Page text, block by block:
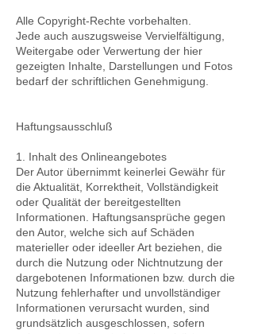
Alle Copyright-Rechte vorbehalten.
Jede auch auszugsweise Vervielfältigung,
Weitergabe oder Verwertung der hier
gezeigten Inhalte, Darstellungen und Fotos
bedarf der schriftlichen Genehmigung.
Haftungsausschluß
1. Inhalt des Onlineangebotes
Der Autor übernimmt keinerlei Gewähr für
die Aktualität, Korrektheit, Vollständigkeit
oder Qualität der bereitgestellten
Informationen. Haftungsansprüche gegen
den Autor, welche sich auf Schäden
materieller oder ideeller Art beziehen, die
durch die Nutzung oder Nichtnutzung der
dargebotenen Informationen bzw. durch die
Nutzung fehlerhafter und unvollständiger
Informationen verursacht wurden, sind
grundsätzlich ausgeschlossen, sofern